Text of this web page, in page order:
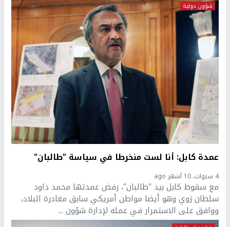
شؤون دولية
عمدة كابل: أنا لست منخرطا في سياسة "طالبان"
4 سنوات، 10 أشهر ago
مع سقوط كابل بيد "طالبان"، رفض عمدتها محمد داود
سلطان زوي وهو أيضا مواطن أمريكي سابق مغادرة البلاد،
ووافق على الاستمرار في عمله لإدارة شؤون ...